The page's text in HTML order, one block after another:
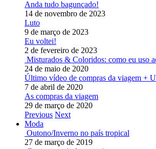
Anda tudo bagunçado!
14 de novembro de 2023
Luto
9 de março de 2023
Eu voltei!
2 de fevereiro de 2023
Misturados & Coloridos: como eu uso
24 de maio de 2020
Último vídeo de compras da viagem +
7 de abril de 2020
As compras da viagem
29 de março de 2020
Previous Next
Moda
Outono/Inverno no país tropical
27 de março de 2019